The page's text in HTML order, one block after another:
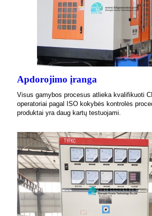
Apdorojimo įranga
Visus gamybos procesus atlieka kvalifikuoti
operatoriai pagal ISO kokybės kontrolės
produktai yra daug kartų testuojami.